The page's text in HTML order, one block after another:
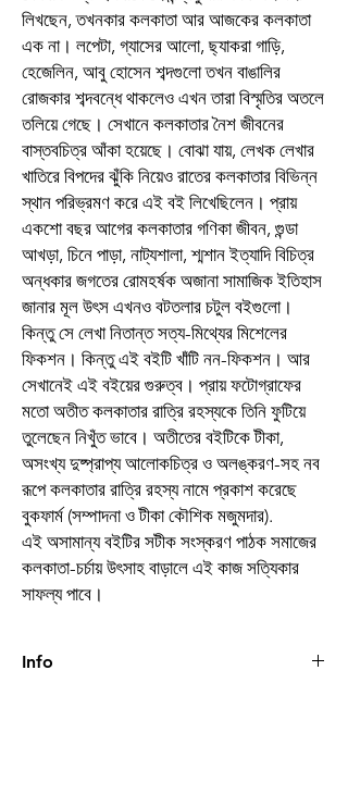
লিখছেন, তখনকার কলকাতা আর আজকের কলকাতা
এক না। লপেটা, গ্যাসের আলো, ছ্যাকরা গাড়ি,
হেজেলিন, আবু হোসেন শব্দগুলো তখন বাঙালির
রোজকার শব্দবন্ধে থাকলেও এখন তারা বিস্মৃতির অতলে
তলিয়ে গেছে। সেখানে কলকাতার নৈশ জীবনের
বাস্তবচিত্র আঁকা হয়েছে। বোঝা যায়, লেখক লেখার
খাতিরে বিপদের ঝুঁকি নিয়েও রাতের কলকাতার বিভিন্ন
স্থান পরিভ্রমণ করে এই বই লিখেছিলেন। প্রায়
একশো বছর আগের কলকাতার গণিকা জীবন, গুন্ডা
আখড়া, চিনে পাড়া, নাট্যশালা, শ্মশান ইত্যাদি বিচিত্র
অন্ধকার জগতের রোমহর্ষক অজানা সামাজিক ইতিহাস
জানার মূল উৎস এখনও বটতলার চটুল বইগুলো।
কিন্তু সে লেখা নিতান্ত সত্য-মিথ্যের মিশেলের
ফিকশন। কিন্তু এই বইটি খাঁটি নন-ফিকশন। আর
সেখানেই এই বইয়ের গুরুত্ব। প্রায় ফটোগ্রাফের
মতো অতীত কলকাতার রাত্রি রহস্যকে তিনি ফুটিয়ে
তুলেছেন নিখুঁত ভাবে। অতীতের বইটিকে টীকা,
অসংখ্য দুষ্প্রাপ্য আলোকচিত্র ও অলঙ্করণ-সহ নব
রূপে কলকাতার রাত্রি রহস্য নামে প্রকাশ করেছে
বুকফার্ম (সম্পাদনা ও টীকা কৌশিক মজুমদার).
এই অসামান্য বইটির সটীক সংস্করণ পাঠক সমাজের
কলকাতা-চর্চায় উৎসাহ বাড়ালে এই কাজ সত্যিকার
সাফল্য পাবে।
Info